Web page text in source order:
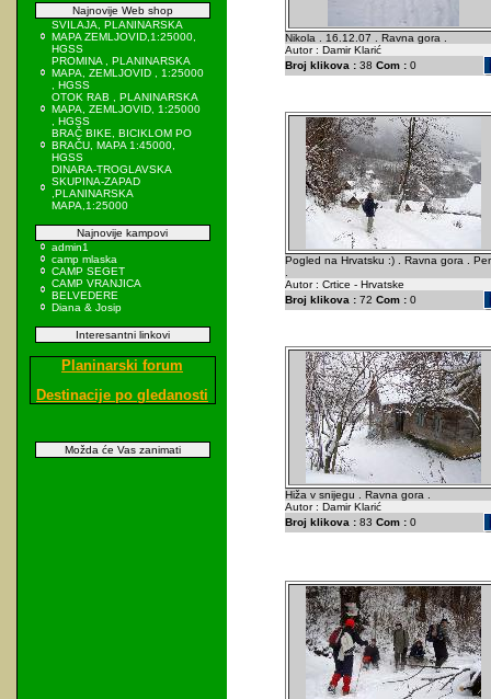
Najnovije Web shop
SVILAJA, PLANINARSKA
MAPA ZEMLJOVID,1:25000,
HGSS
PROMINA , PLANINARSKA
MAPA, ZEMLJOVID , 1:25000
, HGSS
OTOK RAB , PLANINARSKA
MAPA, ZEMLJOVID, 1:25000
, HGSS
BRAČ BIKE, BICIKLOM PO
BRAČU, MAPA 1:45000,
HGSS
DINARA-TROGLAVSKA
SKUPINA-ZAPAD
,PLANINARSKA
MAPA,1:25000
Najnovije kampovi
admin1
camp mlaska
CAMP SEGET
CAMP VRANJICA
BELVEDERE
Diana & Josip
Interesantni linkovi
Planinarski forum
Destinacije po gledanosti
Možda će Vas zanimati
Nikola . 16.12.07 . Ravna gora .
Autor : Damir Klarić
Broj klikova :38 Com :0
Pogled na Hrvatsku :) . Ravna gora .
Autor : Crtice - Hrvatske
Broj klikova :72 Com :0
Hiža v snijegu . Ravna gora .
Autor : Damir Klarić
Broj klikova :83 Com :0